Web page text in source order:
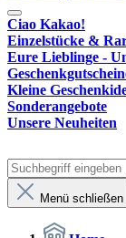
Ciao Kakao!
Einzelstücke &
Eure Lieblinge -
Kleine
Sonderangebote
Unsere Neuheiten
Menü schließen